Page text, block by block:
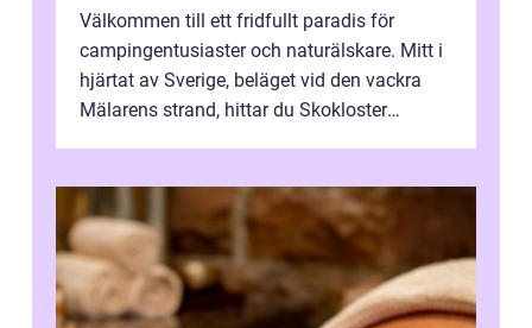
Välkommen till ett fridfullt paradis för
campingentusiaster och naturälskare. Mitt i
hjärtat av Sverige, beläget vid den vackra
Mälarens strand, hittar du Skokloster